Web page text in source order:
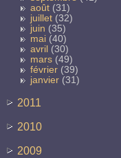
août (31)
juillet (32)
juin (35)
mai (40)
avril (30)
mars (49)
février (39)
janvier (31)
2011
2010
2009